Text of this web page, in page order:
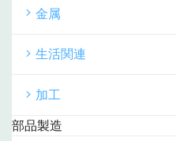
金属
生活関連
加工
部品製造